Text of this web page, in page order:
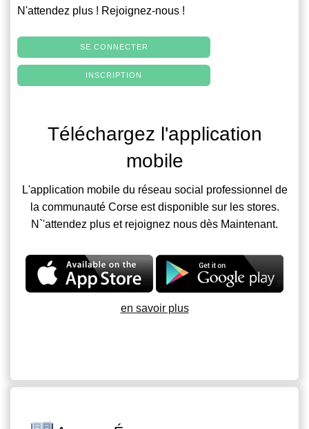
N'attendez plus ! Rejoignez-nous !
SE CONNECTER
INSCRIPTION
Téléchargez l'application
mobile
L'application mobile du réseau social professionnel de
la communauté Corse est disponible sur les stores.
N`'attendez plus et rejoignez nous dès Maintenant.
en savoir plus